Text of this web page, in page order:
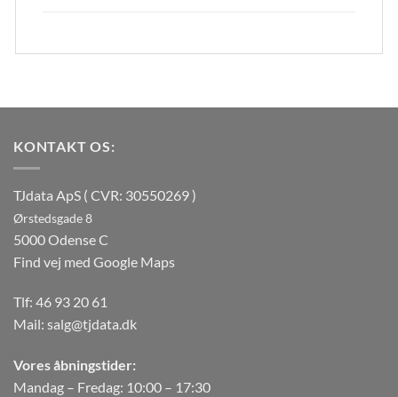
KONTAKT OS:
TJdata ApS ( CVR: 30550269 )
Ørstedsgade 8
5000 Odense C
Find vej med Google Maps
Tlf: 46 93 20 61
Mail: salg@tjdata.dk
Vores åbningstider:
Mandag – Fredag: 10:00 – 17:30